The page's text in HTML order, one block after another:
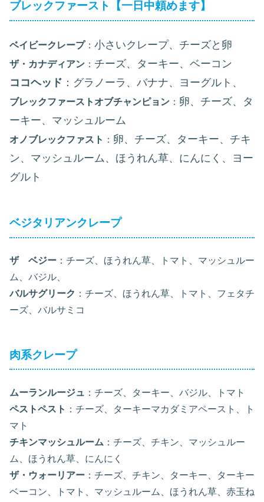
ブレックファースト【一日中頼めます】
ベイビークレープ： 小さいクレープ、チーズと卵
ザ・カナディアン ： チーズ、ターキー、ベーコン
ココヘッド ：グラノーラ、バナナ、ヨーグルト、
ブレックファーストオブチャンピョン ： 卵、チーズ、タ
ーキー、マッシュルーム
オノブレックファスト ： 卵、チーズ、ターキー、チキ
ン、マッシュルーム、ほうれん草、にんにく、ヨー
グルト
ベジタリアンクレープ
ザ ベジー ：チーズ、ほうれん草、トマト、マッシュルー
ム、バジル、
バルサグリーク ：チーズ、ほうれん草、トマト、フェタチ
ーズ、バルサミコ
肉系クレープ
ムーランルージュ ：チーズ、ターキー、バジル、トマト
ペストペスト ：チーズ、ターキーマカダミアペースト、ト
マト
チキンマッシュルーム ：チーズ、チキン、マッシュルー
ム、ほうれん草、にんにく
ザ・ウォーリアー ：チーズ、チキン、ターキー、ターキー
ベーコン、トマト、マッシュルーム、ほうれん草、赤玉ね